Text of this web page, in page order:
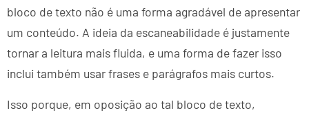
bloco de texto não é uma forma agradável de apresentar
um conteúdo. A ideia da escaneabilidade é justamente
tornar a leitura mais fluida, e uma forma de fazer isso
inclui também usar frases e parágrafos mais curtos.
Isso porque, em oposição ao tal bloco de texto,